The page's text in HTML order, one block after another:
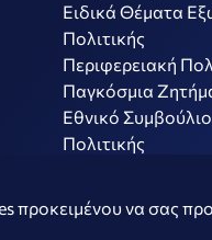
Ειδικά Θέματα
Πολιτικής
Περιφερειακή
Παγκόσμια
Εθνικό
Πολιτικής
Εξωτερικών
προκειμένου να σας